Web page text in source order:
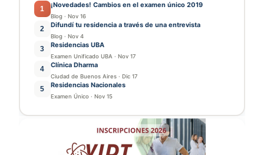
1 ¡Novedades! Cambios en el examen único 2019
Blog · Nov 16
2 Difundí tu residencia a través de una entrevista
Blog · Nov 4
3 Residencias UBA
Examen Unificado UBA · Nov 17
4 Clínica Dharma
Ciudad de Buenos Aires · Dic 17
5 Residencias Nacionales
Examen Único · Nov 15